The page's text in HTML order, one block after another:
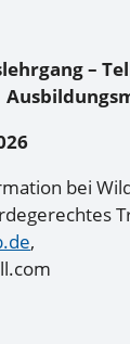
–
bei
,